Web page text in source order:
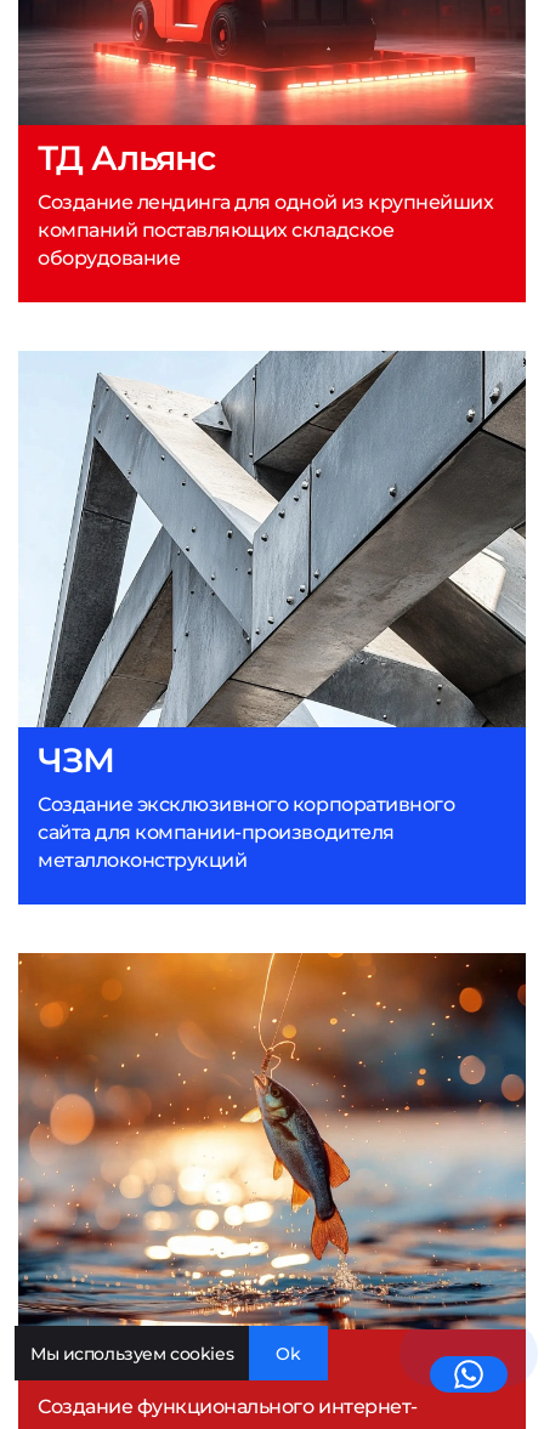
ЧЗМ
Создание эксклюзивного корпоративного
сайта для компании-производителя
металлоконструкций
ТД Альянс
Создание лендинга для одной из крупнейших
компаний поставляющих складское
оборудование
Улов
Создание функционального интернет-
Мы используем cookies Ok